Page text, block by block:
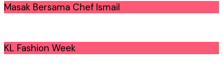
Masak Bersama Chef Ismail
KL Fashion Week